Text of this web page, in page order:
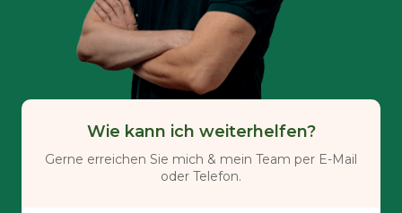
Wie kann ich weiterhelfen?
Gerne erreichen Sie mich & mein Team per E-Mail
oder Telefon.